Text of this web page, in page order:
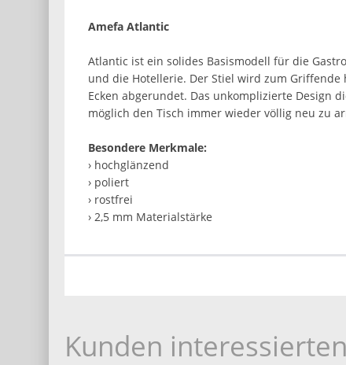
Amefa Atlantic
Atlantic ist ein solides Basismodell für die
und die Hotellerie. Der Stiel wird zum
Ecken abgerundet. Das unkomplizierte Design
möglich den Tisch immer wieder völlig neu zu
Besondere Merkmale:
› hochglänzend
› poliert
› rostfrei
› 2,5 mm Materialstärke
Kunden